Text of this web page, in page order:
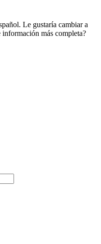
Le gustaría cambiar a
más completa?